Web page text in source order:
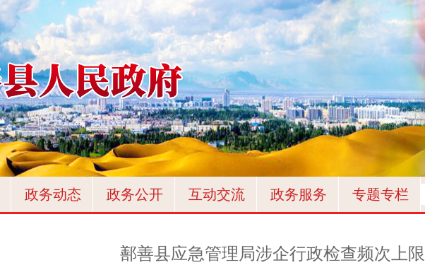
政务动态 政务公开 互动交流 政务服务 专题专栏
鄯善县应急管理局涉企行政检查频次上限